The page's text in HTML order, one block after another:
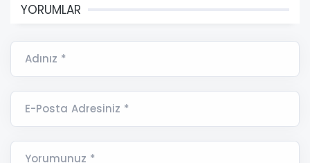
YORUMLAR
Adınız *
E-Posta Adresiniz *
Yorumunuz *